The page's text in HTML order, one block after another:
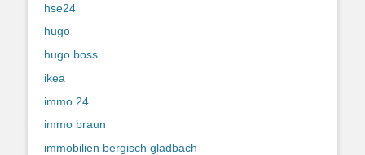
hse24
hugo
hugo boss
ikea
immo 24
immo braun
immobilien bergisch gladbach